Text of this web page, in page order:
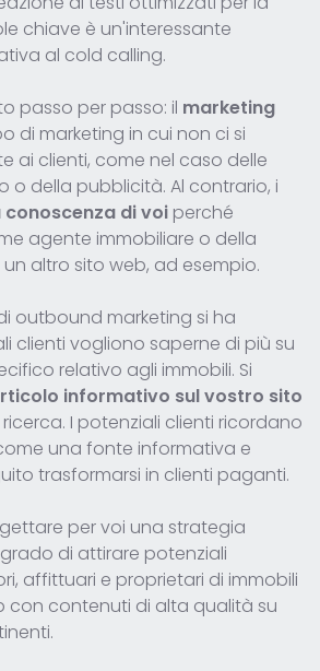
chiave è un'interessante
al cold calling.
passo per passo: il marketing
di marketing in cui non ci si
ai clienti, come nel caso delle
o della pubblicità. Al contrario, i
di voi perché
agente immobiliare o della
altro sito web, ad esempio.
outbound marketing si ha
clienti vogliono saperne di più su
relativo agli immobili. Si
informativo sul vostro sito
I potenziali clienti ricordano
una fonte informativa e
trasformarsi in clienti paganti.
per voi una strategia
di attirare potenziali
affittuari e proprietari di immobili
con contenuti di alta qualità su